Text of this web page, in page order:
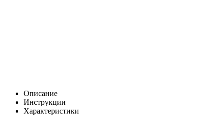
Описание
Инструкции
Характеристики